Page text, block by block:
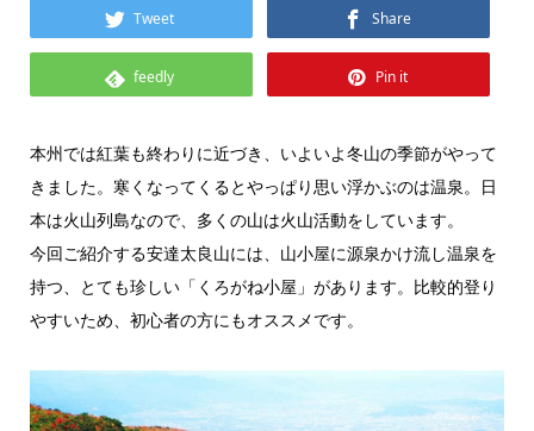
Tweet Share
feedly Pin it
本州では紅葉も終わりに近づき、いよいよ冬山の季節がやって
きました。寒くなってくるとやっぱり思い浮かぶのは温泉。日
本は火山列島なので、多くの山は火山活動をしています。
今回ご紹介する安達太良山には、山小屋に源泉かけ流し温泉を
持つ、とても珍しい「くろがね小屋」があります。比較的登り
やすいため、初心者の方にもオススメです。